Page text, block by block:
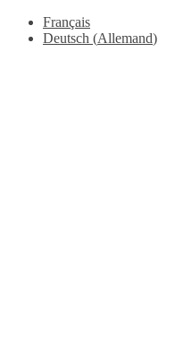
Français
Deutsch (Allemand)